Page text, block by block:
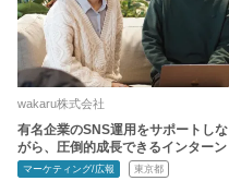
wakaru株式会社
有名企業のSNS運用をサポートしな
がら、圧倒的成長できるインターン
マーケティング/広報 東京都